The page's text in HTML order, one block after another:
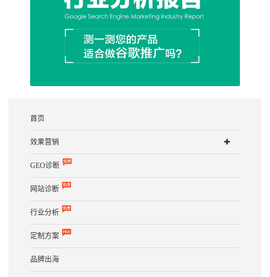
首页
效果营销
GEO诊断
网站诊断
行业分析
定制方案
品牌出海